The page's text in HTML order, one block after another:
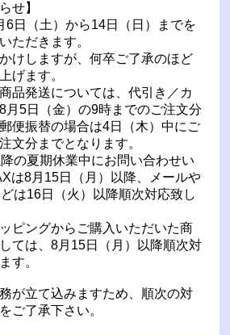
せ】
6日（土）から14日（日）までを
ただきます。
けしますが、何卒ご了承のほど
げます。
品発送については、代引き／カ
月5日（金）の9時までのご注文分
便振替の場合は4日（木）中にご
文分までとなります。
の夏期休業中にお問い合わせい
は8月15日（月）以降、メールや
は16日（火）以降順次対応致し
ピングからご購入いただいた商
ては、8月15日（月）以降順次対
す。
が立て込みますため、順次の対
ご了承下さい。